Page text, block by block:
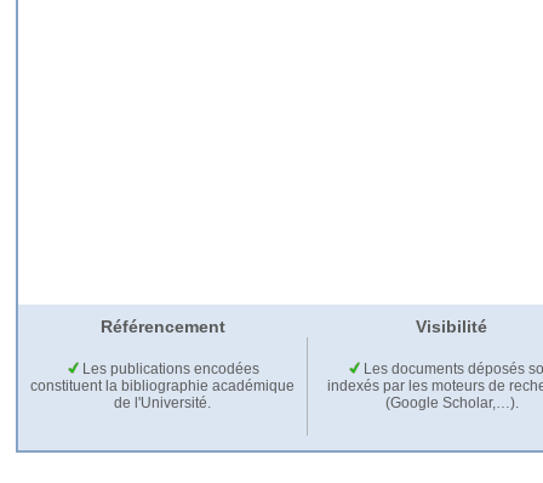
Référencement Visibilité
Les publications encodées
constituent la bibliographie académique
de l'Université.
Les documents déposés
indexés par les moteurs de
(Google Scholar,…).